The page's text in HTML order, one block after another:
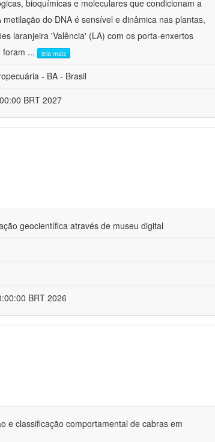
bioquímicas e moleculares que condicionam a
do DNA é sensível e dinâmica nas plantas,
laranjeira 'Valência' (LA) com os porta-enxertos
foram ... leia mais
- BA - Brasil
BRT 2027
geocientífica através de museu digital
BRT 2026
e classificação comportamental de cabras em